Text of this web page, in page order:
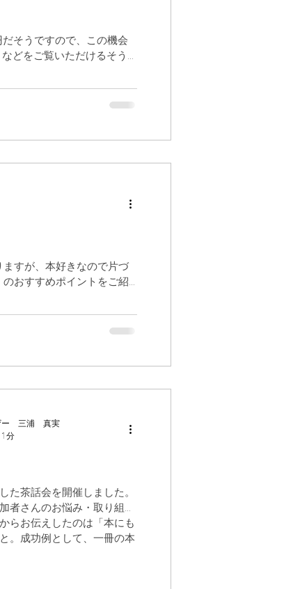
そうですので、この機会
どをご覧いただけるそう
すが、本好きなので片づ
おすすめポイントをご紹
ー 三浦 真実
1分
た茶話会を開催しました。
者さんのお悩み・取り組み
らお伝えしたのは「本にも
。成功例として、一冊の本